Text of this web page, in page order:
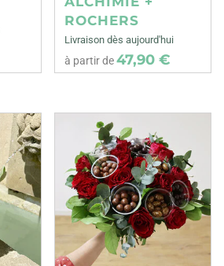
ROCHERS
Livraison dès aujourd'hui
à partir de47,90 €